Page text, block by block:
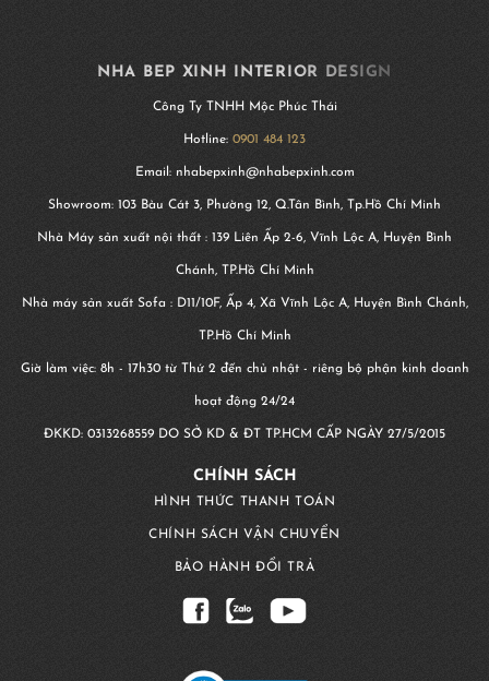
NHA BEP XINH INTERIOR DESIGN
Công Ty TNHH Mộc Phúc Thái
Hotline: 0901 484 123
Email: nhabepxinh@nhabepxinh.com
Showroom: 103 Bàu Cát 3, Phường 12, Q.Tân Bình, Tp.Hồ Chí Minh
Nhà Máy sản xuất nội thất : 139 Liên Ấp 2-6, Vĩnh Lộc A, Huyện Bình
Chánh, TP.Hồ Chí Minh
Nhà máy sản xuất Sofa : D11/10F, Ấp 4, Xã Vĩnh Lộc A, Huyện Bình Chánh,
TP.Hồ Chí Minh
Giờ làm việc: 8h - 17h30 từ Thứ 2 đến chủ nhật - riêng bộ phận kinh doanh
hoạt động 24/24
ĐKKD: 0313268559 DO SỞ KD & ĐT TP.HCM CẤP NGÀY 27/5/2015
CHÍNH SÁCH
HÌNH THỨC THANH TOÁN
CHÍNH SÁCH VẬN CHUYỂN
BẢO HÀNH ĐỔI TRẢ